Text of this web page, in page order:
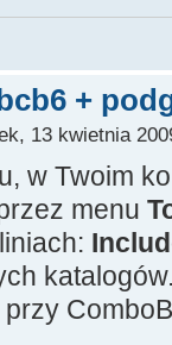
+
13 kwietnia
w Twoim
menu
przy